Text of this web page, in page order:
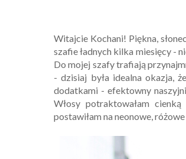
Witajcie Kochani! Piękna,
szafie ładnych kilka miesięcy -
Do mojej szafy trafiają
- dzisiaj była idealna okazja,
dodatkami - efektowny
Włosy potraktowałam
postawiłam na neonowe,